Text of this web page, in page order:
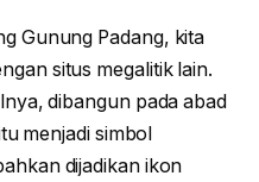
Gunung Padang, kita
situs megalitik lain.
dibangun pada abad
menjadi simbol
dijadikan ikon